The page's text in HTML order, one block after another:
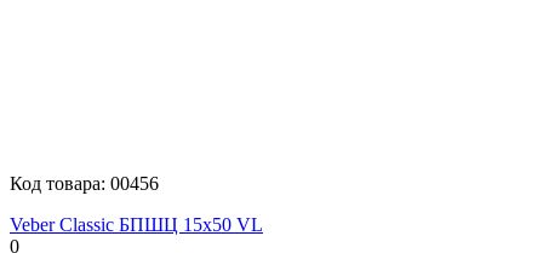
Код товара: 00456
Veber Classic БПШЦ 15x50 VL
0